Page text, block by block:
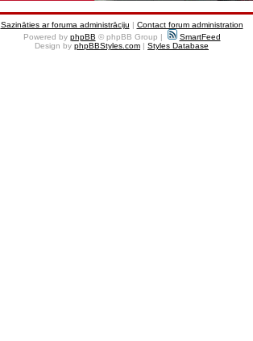
Sazināties ar foruma administrāciju | Contact forum administration
Powered by phpBB © phpBB Group |
SmartFeed
Design by phpBBStyles.com | Styles Database